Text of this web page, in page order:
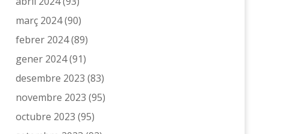
març 2024(90)
febrer 2024(89)
gener 2024(91)
desembre 2023 (83)
novembre 2023 (95)
octubre 2023 (95)